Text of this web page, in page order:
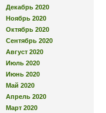
Декабрь 2020
Ноябрь 2020
Октябрь 2020
Сентябрь 2020
Август 2020
Июль 2020
Июнь 2020
Май 2020
Апрель 2020
Март 2020